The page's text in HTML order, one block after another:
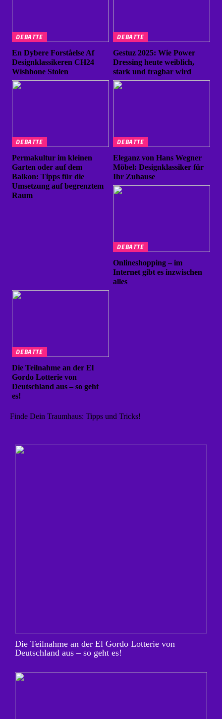
DEBATTE
En Dybere Forståelse Af
Designklassikeren CH24
Wishbone Stolen
DEBATTE
Gestuz 2025: Wie Power
Dressing heute weiblich,
stark und tragbar wird
DEBATTE
Permakultur im kleinen
Garten oder auf dem
Balkon: Tipps für die
Umsetzung auf begrenztem
Raum
DEBATTE
Eleganz von Hans Wegner
Möbel: Designklassiker für
Ihr Zuhause
DEBATTE
Onlineshopping – im
Internet gibt es inzwischen
alles
DEBATTE
Die Teilnahme an der El
Gordo Lotterie von
Deutschland aus – so geht
es!
Finde Dein Traumhaus: Tipps und Tricks!
Die Teilnahme an der El Gordo Lotterie von
Deutschland aus – so geht es!